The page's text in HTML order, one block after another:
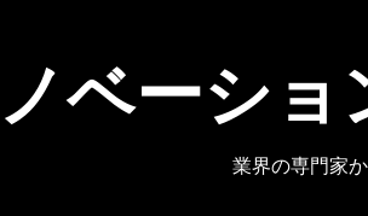
ベーショ
業界の専門家